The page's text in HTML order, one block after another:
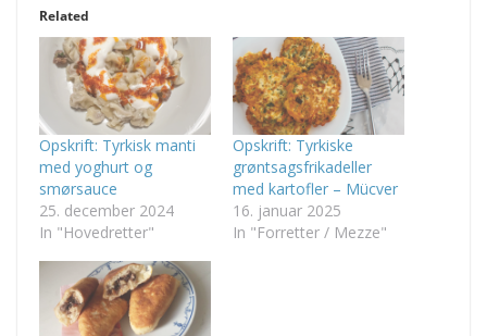
Related
Opskrift: Tyrkisk manti
med yoghurt og
smørsauce
25. december 2024
In "Hovedretter"
Opskrift: Tyrkiske
grøntsagsfrikadeller
med kartofler – Mücver
16. januar 2025
In "Forretter / Mezze"